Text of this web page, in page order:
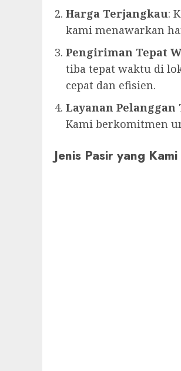
Harga Terjangkau:
kami menawarkan
Pengiriman Tepat
tiba tepat waktu di
cepat dan efisien.
Layanan Pelanggan
Kami berkomitmen
Jenis Pasir yang